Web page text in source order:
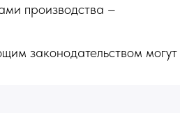
производства –
законодательством могут